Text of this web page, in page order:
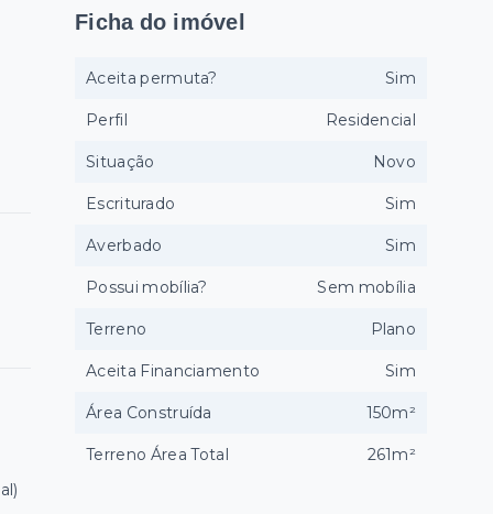
Ficha do imóvel
Aceita permuta? Sim
Perfil Residencial
Situação Novo
Escriturado Sim
Averbado Sim
Possui mobília? Sem mobília
Terreno Plano
Aceita Financiamento Sim
Área Construída 150m²
Terreno Área Total 261m²